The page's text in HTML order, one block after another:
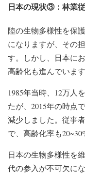
日本の現状③：林業
陸の生物多様性を保
になりますが、その
す。しかし、日本に
高齢化も進んでいます
1985年当時、 12万人
たが、2015年の時点
減少しました。従事
で、高齢化率も
日本の生物多様性を
代の参入が不可欠に